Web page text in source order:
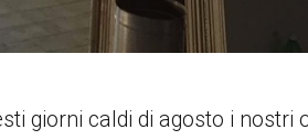
giorni caldi di agosto i nostri